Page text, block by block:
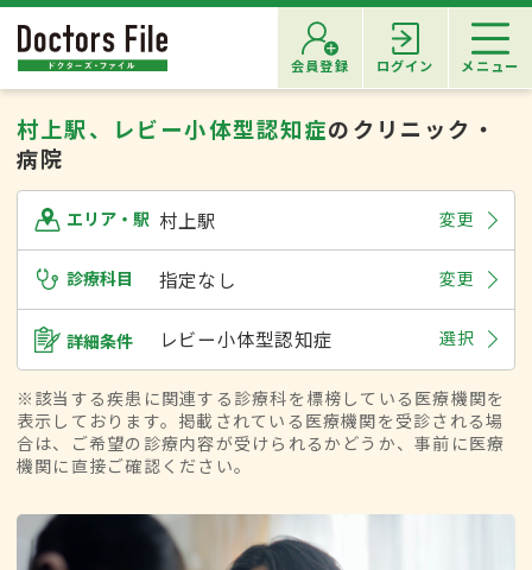
会員登録 ログイン メニュー
村上駅、レビー小体型認知症のクリニック・
病院
エリア・駅 村上駅 変更
診療科目 指定なし 変更
詳細条件 レビー小体型認知症 選択
※該当する疾患に関連する診療科を標榜している医療機関を
表示しております。掲載されている医療機関を受診される場
合は、ご希望の診療内容が受けられるかどうか、事前に医療
機関に直接ご確認ください。